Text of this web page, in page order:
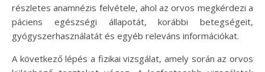
részletes anamnézis felvétele, ahol az orvos megkérdezi a
páciens egészségi állapotát, korábbi betegségeit,
gyógyszerhasználatát és egyéb releváns információkat.
A következő lépés a fizikai vizsgálat, amely során az orvos